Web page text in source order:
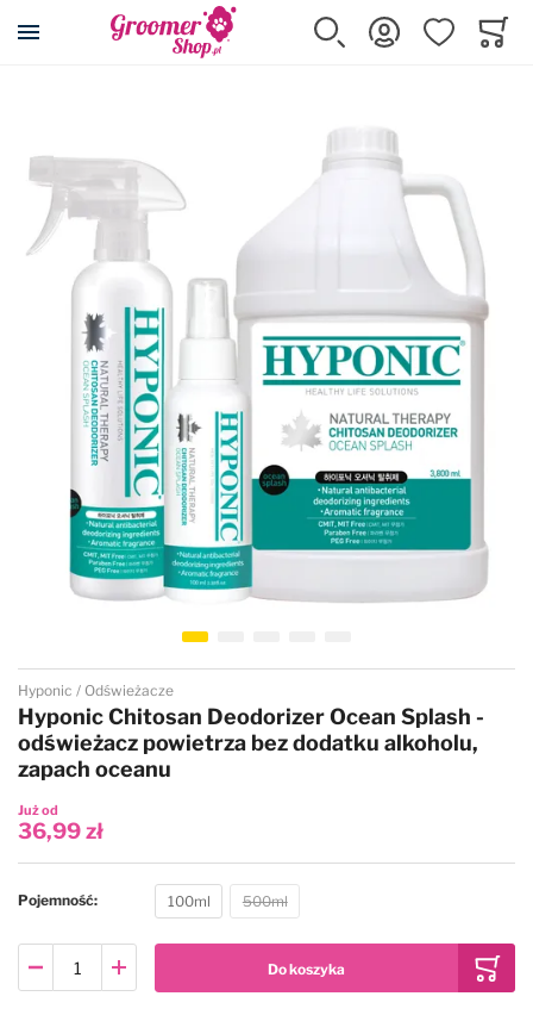
Przejdź na stronę główną
Szukaj Zaloguj sięUlubione
Przejdź na początek galerii
Hyponic Odświeżacze
Hyponic Chitosan Deodorizer Ocean Splash -
odświeżacz powietrza bez dodatku alkoholu,
zapach oceanu
Już od
36,99 zł
Pojemność 100ml 500ml